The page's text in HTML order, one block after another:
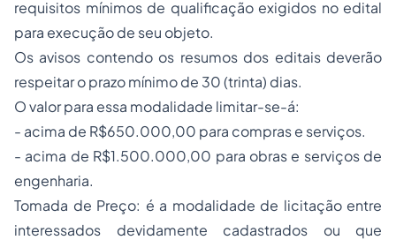
requisitos mínimos de qualificação exigidos no edital
para execução de seu objeto.
Os avisos contendo os resumos dos editais deverão
respeitar o prazo mínimo de 30 (trinta) dias.
O valor para essa modalidade limitar-se-á:
- acima de R$650.000,00 para compras e serviços.
- acima de R$1.500.000,00 para obras e serviços de
engenharia.
Tomada de Preço: é a modalidade de licitação entre
interessados devidamente cadastrados ou que